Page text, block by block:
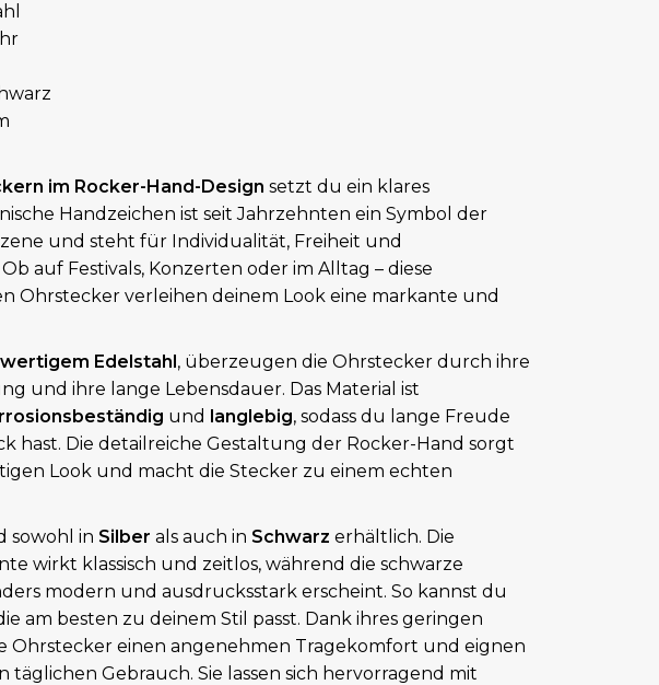
im Rocker-Hand-Design setzt du ein klares
Handzeichen ist seit Jahrzehnten ein Symbol der
und steht für Individualität, Freiheit und
auf Festivals, Konzerten oder im Alltag – diese
Ohrstecker verleihen deinem Look eine markante und
Edelstahl, überzeugen die Ohrstecker durch ihre
und ihre lange Lebensdauer. Das Material ist
und langlebig, sodass du lange Freude
hast. Die detailreiche Gestaltung der Rocker-Hand sorgt
Look und macht die Stecker zu einem echten
sowohl in Silber als auch in Schwarz erhältlich. Die
wirkt klassisch und zeitlos, während die schwarze
modern und ausdrucksstark erscheint. So kannst du
am besten zu deinem Stil passt. Dank ihres geringen
Ohrstecker einen angenehmen Tragekomfort und eignen
täglichen Gebrauch. Sie lassen sich hervorragend mit